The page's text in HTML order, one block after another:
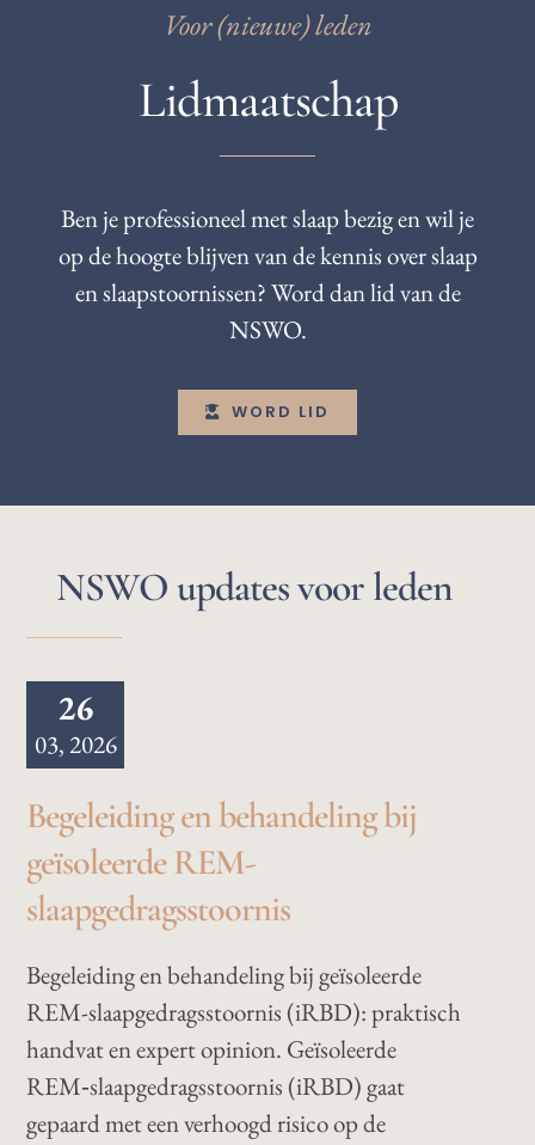
Voor (nieuwe) leden
Lidmaatschap
Ben je professioneel met slaap bezig en wil je
op de hoogte blijven van de kennis over slaap
en slaapstoornissen? Word dan lid van de
NSWO.
WORD LID
NSWO updates voor leden
26
03, 2026
Begeleiding en behandeling bij
geïsoleerde REM-
slaapgedragsstoornis
Begeleiding en behandeling bij geïsoleerde
REM-slaapgedragsstoornis (iRBD): praktisch
handvat en expert opinion. Geïsoleerde
REM‑slaapgedragsstoornis (iRBD) gaat
gepaard met een verhoogd risico op de